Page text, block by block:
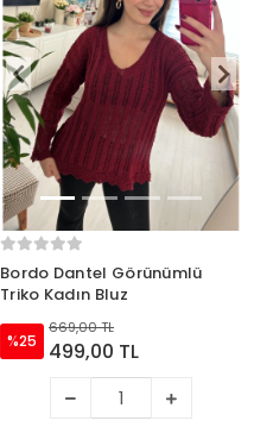
Bordo Dantel Görünümlü
Triko Kadın Bluz
%25
669,00 TL
499,00 TL